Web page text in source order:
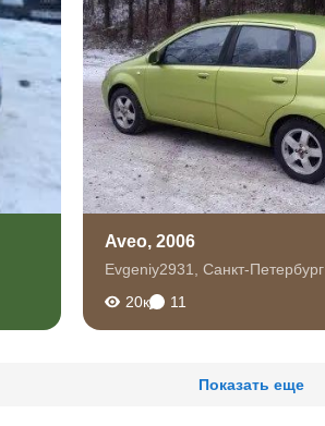
Aveo, 2006
Evgeniy2931
Санкт-Петербург
20к
11
Показать еще